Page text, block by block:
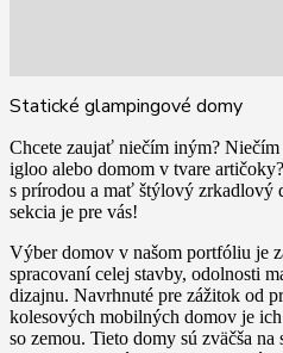
Statické glampingové domy
Chcete zaujať niečím iným?
igloo alebo domom v tvare
s prírodou a mať štýlový zrkadlový
sekcia je pre vás!
Výber domov v našom portfóliu je
spracovaní celej stavby, odolnosti
dizajnu. Navrhnuté pre zážitok od
kolesových mobilných domov je
so zemou. Tieto domy sú zväčša